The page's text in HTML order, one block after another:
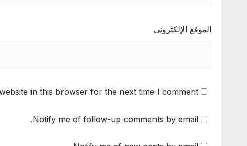
الموقع الإلكتروني
in this browser for the next time I comment.
Notify me of follow-up comments by email.